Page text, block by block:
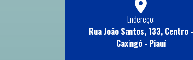
Endereço:
Rua João Santos, 133, Centro -
Caxingó - Piauí